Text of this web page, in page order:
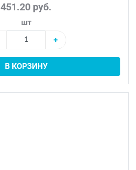
451.20 руб.
шт
+
В КОРЗИНУ